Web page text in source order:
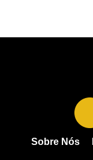
Sobre Nós